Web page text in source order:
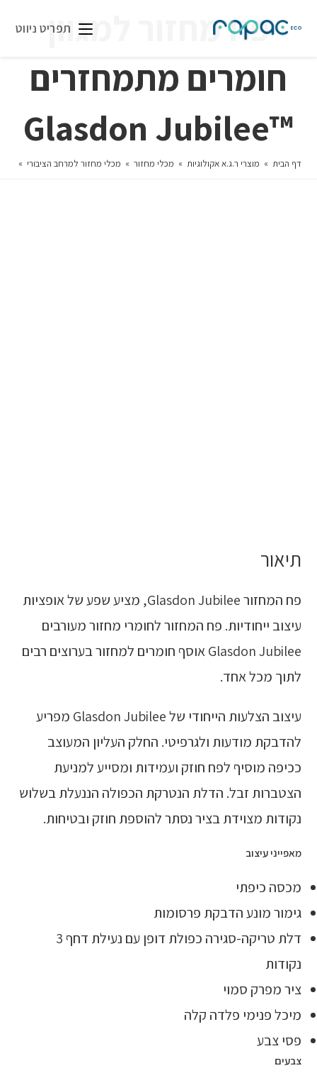
תפריט ניווטפח מחזור למגוון
חומרים מתמחזרים
™Glasdon Jubilee
דף הבית » מוצרי ר.ג.א אקולוגיות » מכלי מחזור » מכלי מחזור למרחב הציבורי »
תיאור
פח המחזור Glasdon Jubilee, מציע שפע של אופציות
עיצוב ייחודיות. פח המחזור לחומרי מחזור מעורבים
Glasdon Jubilee אוסף חומרים למחזור בערוצים רבים
לתוך מכל אחד.
עיצוב הצלעות הייחודי של Glasdon Jubilee מפריע
להדבקת מודעות ולגרפיטי. החלק העליון המעוצב
ככיפה מוסיף לפח חוזק ועמידות ומסייע למניעת
הצטברות זבל. הדלת הנטרקת הכפולה הננעלת בשלוש
נקודות מצוידת בציר נסתר להוספת חוזק ובטיחות.
מאפייני עיצוב
מכסה כיפתי
גימור מונע הדבקת פרסומות
דלת טריקה-סגירה כפולת דופן עם נעילת דחף 3
נקודות
ציר מפרק סמוי
מיכל פנימי פלדה קלה
פסי צבע
צבעים